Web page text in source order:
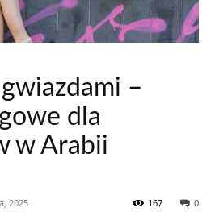
–
dla
w Arabii
2025 0
167